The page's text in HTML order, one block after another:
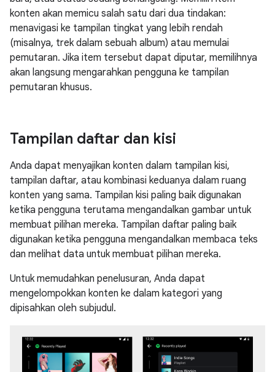
konten akan memicu salah satu dari dua tindakan:
menavigasi ke tampilan tingkat yang lebih rendah
(misalnya, trek dalam sebuah album) atau memulai
pemutaran. Jika item tersebut dapat diputar, memilihnya
akan langsung mengarahkan pengguna ke tampilan
pemutaran khusus.
Tampilan daftar dan kisi
Anda dapat menyajikan konten dalam tampilan kisi,
tampilan daftar, atau kombinasi keduanya dalam ruang
konten yang sama. Tampilan kisi paling baik digunakan
ketika pengguna terutama mengandalkan gambar untuk
membuat pilihan mereka. Tampilan daftar paling baik
digunakan ketika pengguna mengandalkan membaca teks
dan melihat data untuk membuat pilihan mereka.
Untuk memudahkan penelusuran, Anda dapat
mengelompokkan konten ke dalam kategori yang
dipisahkan oleh subjudul.